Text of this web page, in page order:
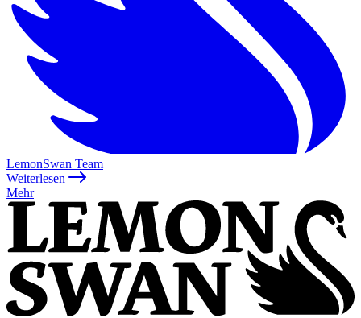
LemonSwan Team
Weiterlesen
Mehr